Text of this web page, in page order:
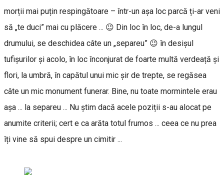
morții mai puțin respingătoare – într-un așa loc parcă ți-ar veni
să „te duci” mai cu plăcere ... 😉 Din loc în loc, de-a lungul
drumului, se deschidea câte un „separeu” 😉 în desișul
tufișurilor și acolo, în loc înconjurat de foarte multă verdeață și
flori, la umbră, în capătul unui mic șir de trepte, se regăsea
câte un mic monument funerar. Bine, nu toate mormintele erau
așa ... la separeu ... Nu știm dacă acele poziții s-au alocat pe
anumite criterii; cert e ca arăta totul frumos ... ceea ce nu prea
îți vine să spui despre un cimitir ...